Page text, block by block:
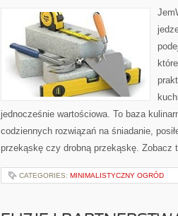
jednocześnie wartościowa. To baza
codziennych rozwiązań na śniadanie,
przekąskę czy drobną przekąskę.
CATEGORIES: MINIMALISTYCZNY OGRÓD